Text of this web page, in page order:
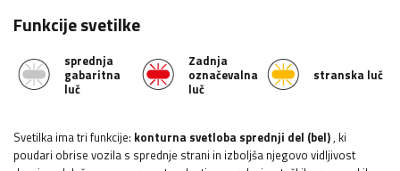
Funkcije svetilke
sprednja
gabaritna
luč
Zadnja
označevalna
luč
stranska luč
Svetilka ima tri funkcije: konturna svetloba sprednji del (bel), ki
poudari obrise vozila s sprednje strani in izboljša njegovo vidljivost